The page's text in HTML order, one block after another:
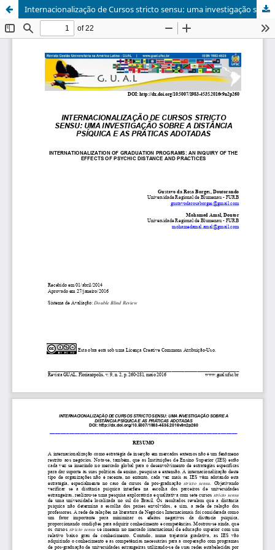
Internacionalização de Cursos stricto sensu: uma investigação sobre a distância psíquica e as práticas adotadas